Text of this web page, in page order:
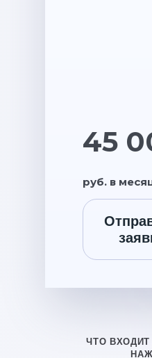
45
руб. в
ЧТО